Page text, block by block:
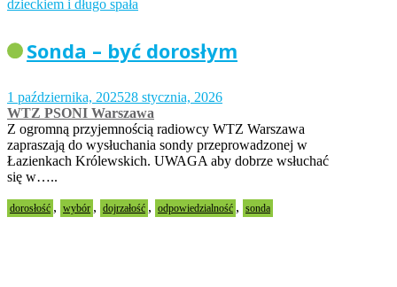
Sonda – być dorosłym
1 października, 202528 stycznia, 2026
WTZ PSONI Warszawa
Z ogromną przyjemnością radiowcy WTZ Warszawa
zapraszają do wysłuchania sondy przeprowadzonej w
Łazienkach Królewskich. UWAGA aby dobrze wsłuchać
się w…..
dorosłość , wybór , dojrzałość , odpowiedzialność , sonda